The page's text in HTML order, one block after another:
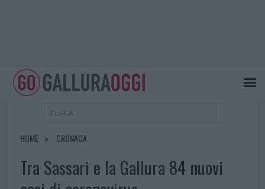
HOME CRONACA
Tra Sassari e la Gallura 84 nuovi